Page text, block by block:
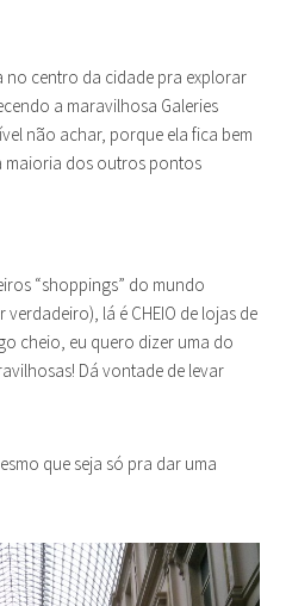
centro da cidade pra explorar
a maravilhosa Galeries
não achar, porque ela fica bem
maioria dos outros pontos
“shoppings” do mundo
lá é CHEIO de lojas de
cheio, eu quero dizer uma do
Dá vontade de levar
que seja só pra dar uma